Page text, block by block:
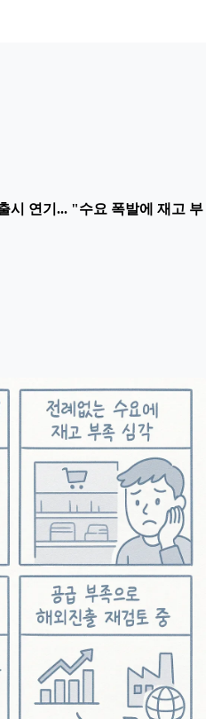
시 연기... "수요 폭발에 재고 부